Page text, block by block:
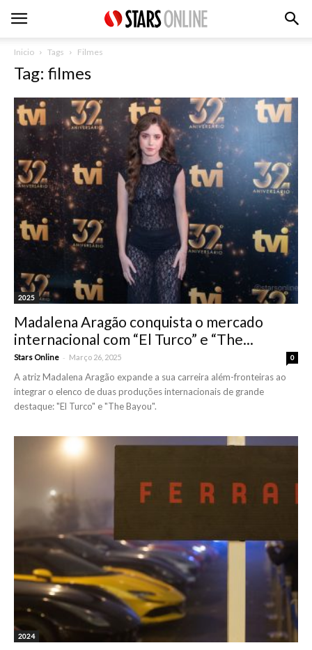
Inicio Tags Filmes
Tag: filmes
2025
Madalena Aragão conquista o mercado
internacional com “El Turco” e “The...
Stars Online - Março 26, 2025 0
A atriz Madalena Aragão expande a sua carreira além-fronteiras ao
integrar o elenco de duas produções internacionais de grande
destaque: "El Turco" e "The Bayou".
2024